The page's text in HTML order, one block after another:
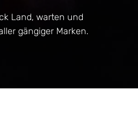
Land, warten und
gängiger Marken.